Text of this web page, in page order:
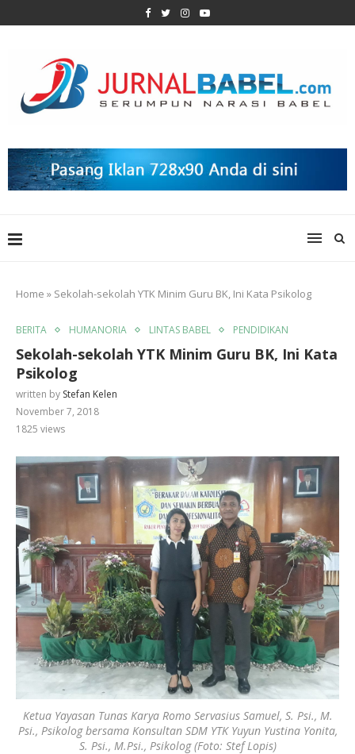
Home » Sekolah-sekolah YTK Minim Guru BK, Ini Kata Psikolog
BERITA HUMANORIA LINTAS BABEL PENDIDIKAN
Sekolah-sekolah YTK Minim Guru BK, Ini Kata
Psikolog
written by Stefan Kelen
November 7, 2018
1825 views
Ketua Yayasan Tunas Karya Romo Servasius Samuel, S. Psi., M.
Psi., Psikolog bersama Konsultan SDM YTK Yuyun Yustina Yonita,
S. Psi., M.Psi., Psikolog (Foto: Stef Lopis)